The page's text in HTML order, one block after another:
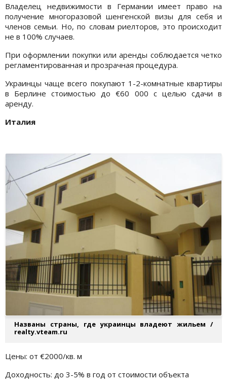
Владелец недвижимости в Германии имеет право на
получение многоразовой шенгенской визы для себя и
членов семьи. Но, по словам риелторов, это происходит
не в 100% случаев.
При оформлении покупки или аренды соблюдается четко
регламентированная и прозрачная процедура.
Украинцы чаще всего покупают 1-2-комнатные квартиры
в Берлине стоимостью до €60 000 с целью сдачи в
аренду.
Италия
Названы страны, где украинцы владеют жильем /
realty.vteam.ru
Цены: от €2000/кв. м
Доходность: до 3-5% в год от стоимости объекта